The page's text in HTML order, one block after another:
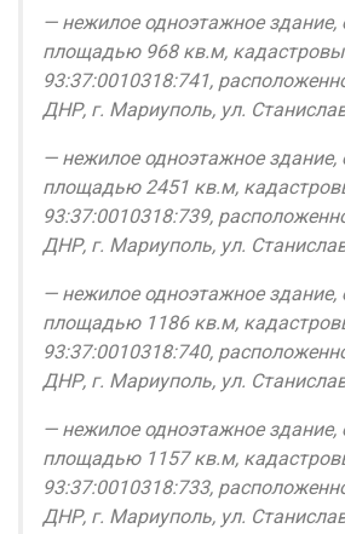
— нежилое одноэтажное здание,
площадью 968 кв.м,
93:37:0010318:741,
ДНР, г. Мариуполь, ул.
— нежилое одноэтажное здание,
площадью 2451 кв.м,
93:37:0010318:739,
ДНР, г. Мариуполь, ул.
— нежилое одноэтажное здание,
площадью 1186 кв.м,
93:37:0010318:740,
ДНР, г. Мариуполь, ул.
— нежилое одноэтажное здание,
площадью 1157 кв.м,
93:37:0010318:733,
ДНР, г. Мариуполь, ул.